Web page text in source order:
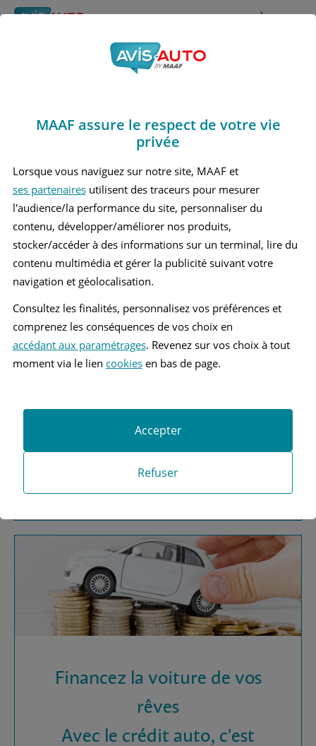
Rechercher À propos
Obtenir un devis d'assurance auto MAAF
Avis Honda Jazz
HONDA JAZZ 1 BERLINE
HONDA JAZZ 3 BERLINE
HONDA JAZZ 4 BERLINE
assurance automobile ?
Obtenez vos devis MAAF
Financez la voiture de vos
rêves
Avec le crédit auto, c'est
MAAF assure le respect de votre vie
privée
Lorsque vous naviguez sur notre site, MAAF et
ses partenairesutilisent des traceurs pour mesurer
l'audience/la performance du site, personnaliser du
contenu, développer/améliorer nos produits,
stocker/accéder à des informations sur un terminal, lire du
contenu multimédia et gérer la publicité suivant votre
navigation et géolocalisation.
Consultez les finalités, personnalisez vos préférences et
comprenez les conséquences de vos choix en
accédant aux paramétrages. Revenez sur vos choix à tout
moment via le lien cookiesen bas de page.
Refuser
Accepter